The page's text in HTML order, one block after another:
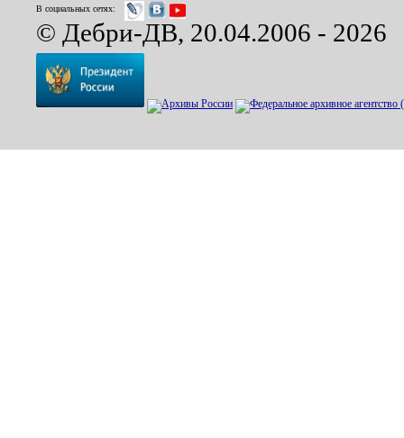
В социальных сетях:
© Дебри-ДВ, 20.04.2006 - 2026